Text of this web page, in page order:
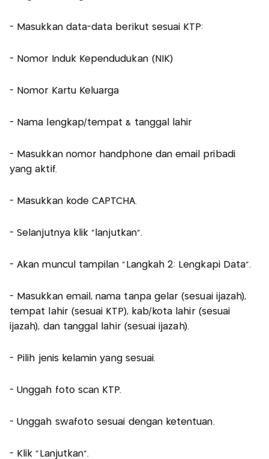
- Masukkan data-data berikut sesuai KTP:
- Nomor Induk Kependudukan (NIK)
- Nomor Kartu Keluarga
- Nama lengkap/tempat & tanggal lahir
- Masukkan nomor handphone dan email pribadi
yang aktif.
- Masukkan kode CAPTCHA.
- Selanjutnya klik "lanjutkan".
- Akan muncul tampilan "Langkah 2: Lengkapi Data".
- Masukkan email, nama tanpa gelar (sesuai ijazah),
tempat lahir (sesuai KTP), kab/kota lahir (sesuai
ijazah), dan tanggal lahir (sesuai ijazah).
- Pilih jenis kelamin yang sesuai.
- Unggah foto scan KTP.
- Unggah swafoto sesuai dengan ketentuan.
- Klik "Lanjutkan".